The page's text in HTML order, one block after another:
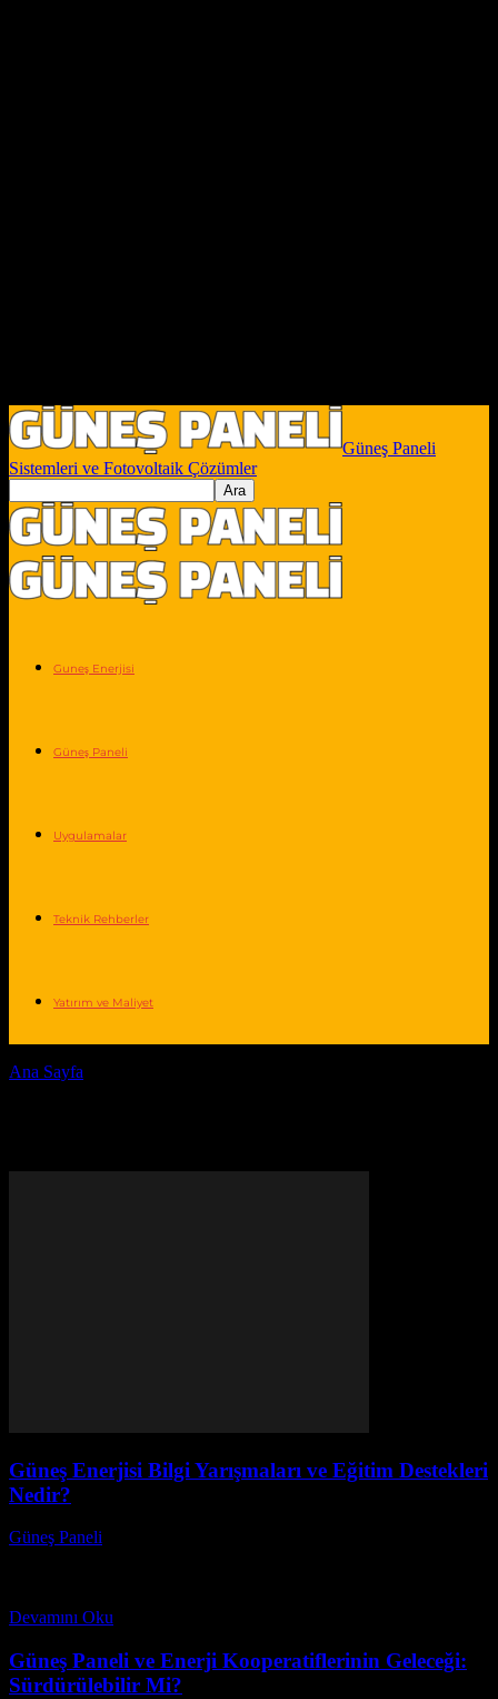
Güneş Paneli
Sistemleri ve Fotovoltaik Çözümler
Guneş Enerjisi
Güneş Paneli
Uygulamalar
Teknik Rehberler
Yatırım ve Maliyet
Ana Sayfa
Güneş Enerjisi Bilgi Yarışmaları ve Eğitim Destekleri
Nedir?
Güneş Paneli
Devamını Oku
Güneş Paneli ve Enerji Kooperatiflerinin Geleceği:
Sürdürülebilir Mi?